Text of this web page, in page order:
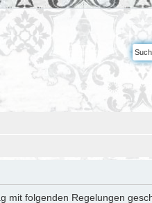
mit folgenden Regelungen